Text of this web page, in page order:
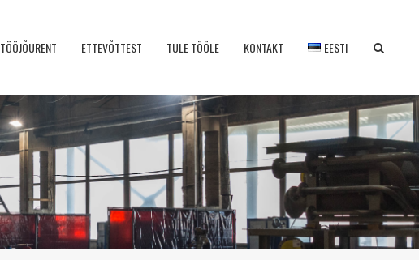
TÖÖJÕURENT ETTEVÕTTEST TULE TÖÖLE KONTAKT EESTI